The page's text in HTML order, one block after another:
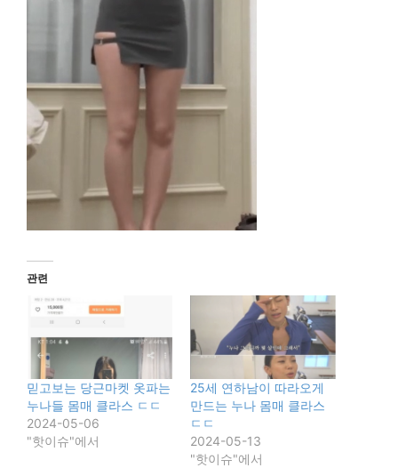
관련
믿고보는 당근마켓 옷파는
누나들 몸매 클라스 ㄷㄷ
2024-05-06
"핫이슈"에서
25세 연하남이 따라오게
만드는 누나 몸매 클라스
ㄷㄷ
2024-05-13
"핫이슈"에서